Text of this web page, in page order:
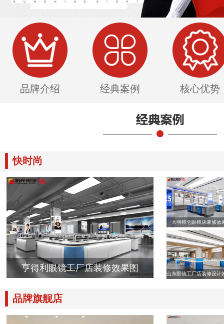
品牌介绍 经典案例 核心优势
快时尚
亨得利眼镜工厂店装修效果图
大明镜仓眼镜店装修效
山东眼镜工厂店装修设计
品牌旗舰店